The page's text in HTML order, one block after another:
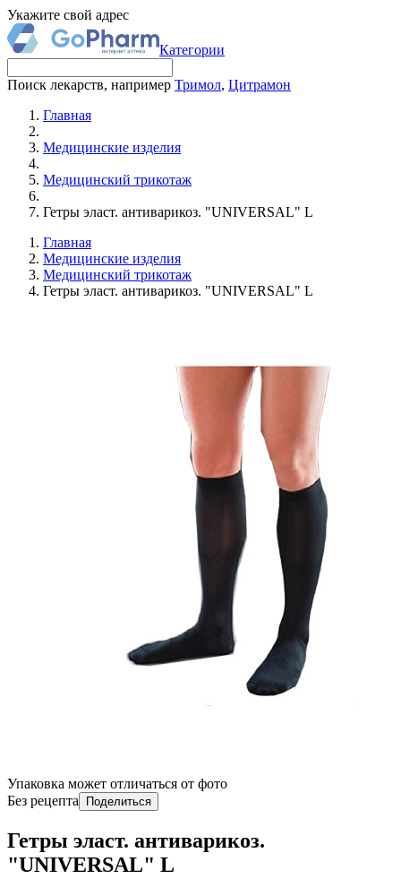
Укажите свой адрес
Категории
Поиск лекарств, например Тримол, Цитрамон
Главная
Медицинские изделия
Медицинский трикотаж
Гетры эласт. антиварикоз. "UNIVERSAL" L
Главная
Медицинские изделия
Медицинский трикотаж
Гетры эласт. антиварикоз. "UNIVERSAL" L
Упаковка может отличаться от фото
Без рецепта
Поделиться
Гетры эласт. антиварикоз.
"UNIVERSAL" L